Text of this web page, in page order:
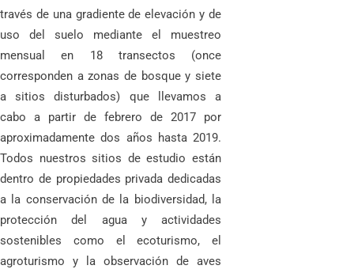
través de una gradiente de elevación y de
uso del suelo mediante el muestreo
mensual en 18 transectos (once
corresponden a zonas de bosque y siete
a sitios disturbados) que llevamos a
cabo a partir de febrero de 2017 por
aproximadamente dos años hasta 2019.
Todos nuestros sitios de estudio están
dentro de propiedades privada dedicadas
a la conservación de la biodiversidad, la
protección del agua y actividades
sostenibles como el ecoturismo, el
agroturismo y la observación de aves